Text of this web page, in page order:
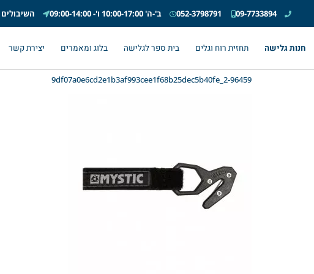
09-7733894
052-3798791 ב'-ה' 10:00-17:00 ו'- 09:00-14:00 השיבולים 2, רשפון
חנות גלישה תחזית רוח וגלים בית ספר לגלישה בלוג ומאמרים יצירת קשר
2-96459_9df07a0e6cd2e1b3af993cee1f68b25dec5b40fe